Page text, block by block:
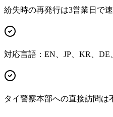
紛失時の再発行は3営業日で
対応言語：EN、JP、KR、DE
タイ警察本部への直接訪問は